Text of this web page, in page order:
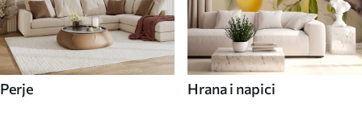
Perje Hrana i napici